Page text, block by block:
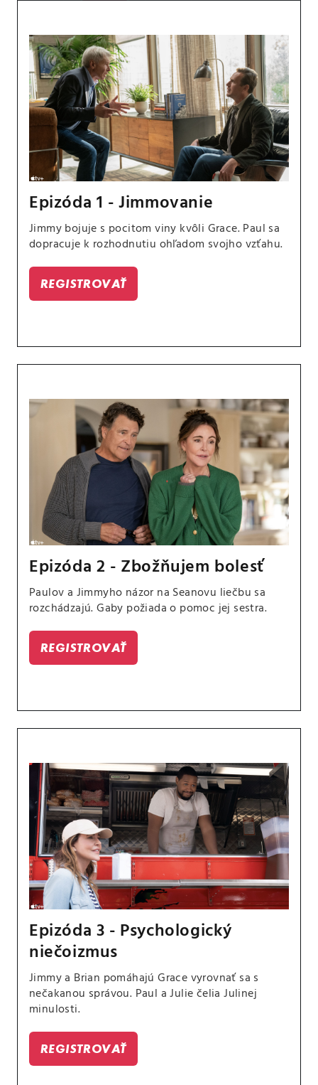
Epizóda 1 - Jimmovanie
Jimmy bojuje s pocitom viny kvôli Grace. Paul sa
dopracuje k rozhodnutiu ohľadom svojho vzťahu.
REGISTROVAŤ
Epizóda 2 - Zbožňujem bolesť
Paulov a Jimmyho názor na Seanovu liečbu sa
rozchádzajú. Gaby požiada o pomoc jej sestra.
REGISTROVAŤ
Epizóda 3 - Psychologický
niečoizmus
Jimmy a Brian pomáhajú Grace vyrovnať sa s
nečakanou správou. Paul a Julie čelia Julinej
minulosti.
REGISTROVAŤ